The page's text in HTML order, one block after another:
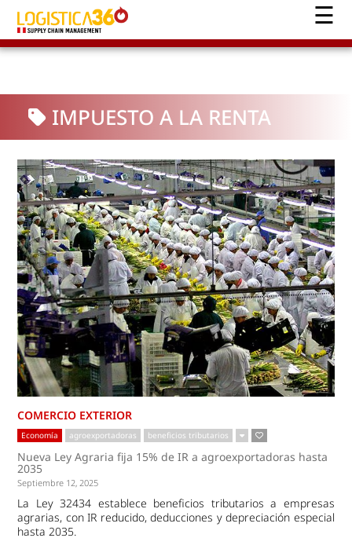
IMPUESTO A LA RENTA
COMERCIO EXTERIOR
Economía agroexportadoras beneficios tributarios
Nueva Ley Agraria fija 15% de IR a agroexportadoras hasta
2035
Septiembre 12, 2025
La Ley 32434 establece beneficios tributarios a empresas
agrarias, con IR reducido, deducciones y depreciación especial
hasta 2035.